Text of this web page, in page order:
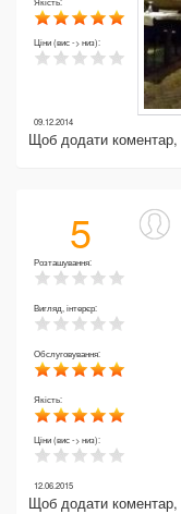
Ціни (вис -> низ):
09.12.2014
Щоб додати коментар,
5
Розташування:
Вигляд, інтерєр:
Обслуговування:
Якість:
Ціни (вис -> низ):
12.06.2015
Щоб додати коментар,